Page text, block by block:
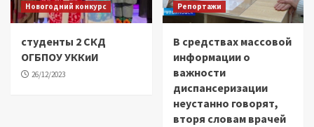
Новогодний конкурс
студенты 2 СКД
ОГБПОУ УККиИ
26/12/2023
Репортажи
В средствах массовой
информации о
важности
диспансеризации
неустанно говорят,
вторя словам врачей